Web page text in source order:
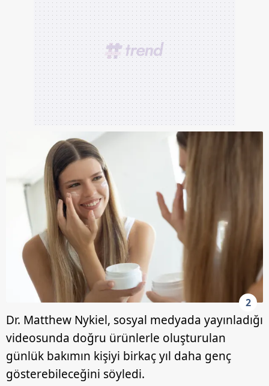
2
Dr. Matthew Nykiel, sosyal medyada yayınladığı
videosunda doğru ürünlerle oluşturulan
günlük bakımın kişiyi birkaç yıl daha genç
gösterebileceğini söyledi.